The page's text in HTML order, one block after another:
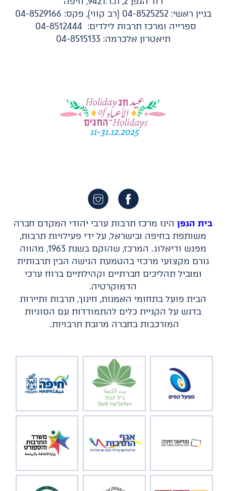
בניין ראשי: 04-8525252 (רב קווי), פקס: 04-8529166
ספרייה ומרכז תרבות לילדים: 04-8512444
תיאטרון אלכרמה: 04-8515133​
בית הגפןהינו מרכז תרבות ערבי יהודי המקדם חברה
משותפת בחיפה ובישראל, על ידי פעילויות תרבות,
מפגש ודיאלוג. המרכז, שהוקם בשנת 1963, מהווה
גורם מקצועי מרכזי בהטמעת הגישה הבין תרבותית
ומוביל תהליכים חברתיים וקהילתיים ברוח ערכי
הדמוקרטיה.
הבית פועל בתחומי האמנות, חינוך, תרבות ותיירות
בדגש על הקניית כלים להתמודדות עם הסוגיות
המורכבות בחברה מרובת תרבויות.